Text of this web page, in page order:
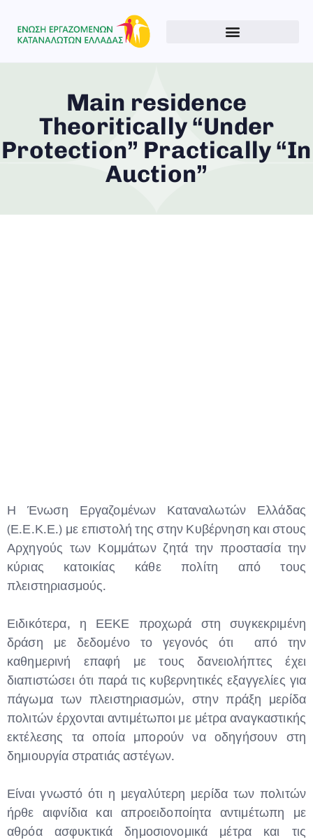
Main residence
Theoritically “Under
Protection” Practically “In
Auction”
Η Ένωση Εργαζομένων Καταναλωτών Ελλάδας
(Ε.Ε.Κ.Ε.) με επιστολή της στην Κυβέρνηση και στους
Αρχηγούς των Κομμάτων ζητά την προστασία την
κύριας κατοικίας κάθε πολίτη από τους
πλειστηριασμούς.
Ειδικότερα, η ΕΕΚΕ προχωρά στη συγκεκριμένη
δράση με δεδομένο το γεγονός ότι από την
καθημερινή επαφή με τους δανειολήπτες έχει
διαπιστώσει ότι παρά τις κυβερνητικές εξαγγελίες για
πάγωμα των πλειστηριασμών, στην πράξη μερίδα
πολιτών έρχονται αντιμέτωποι με μέτρα αναγκαστικής
εκτέλεσης τα οποία μπορούν να οδηγήσουν στη
δημιουργία στρατιάς αστέγων.
Είναι γνωστό ότι η μεγαλύτερη μερίδα των πολιτών
ήρθε αιφνίδια και απροειδοποίητα αντιμέτωπη με
αθρόα ασφυκτικά δημοσιονομικά μέτρα και τις